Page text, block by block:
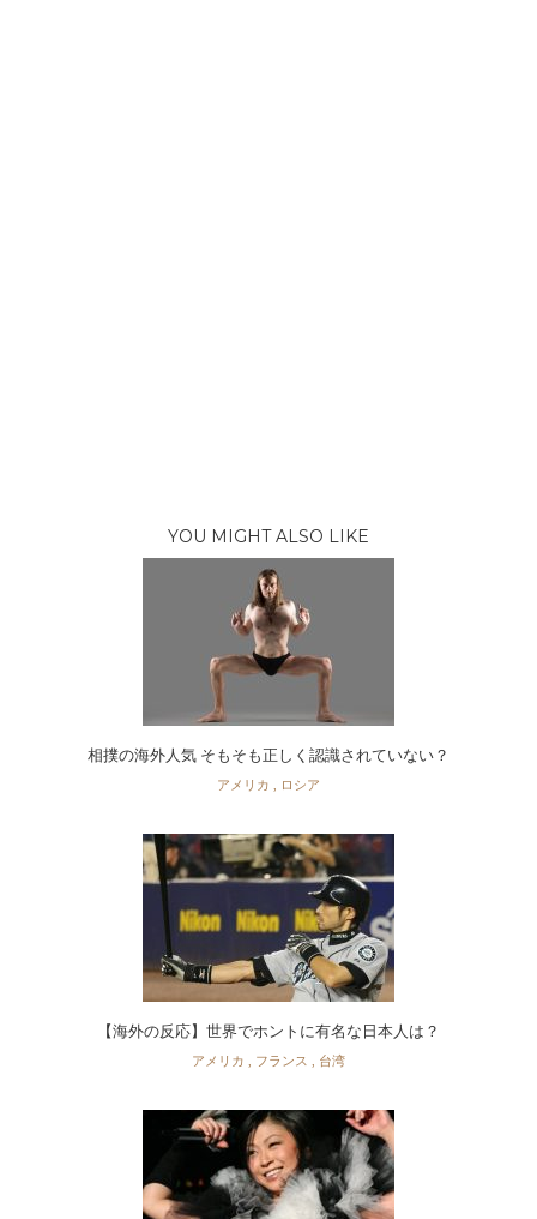
YOU MIGHT ALSO LIKE
相撲の海外人気 そもそも正しく認識されていない？
アメリカ ロシア
【海外の反応】世界でホントに有名な日本人は？
アメリカ フランス 台湾